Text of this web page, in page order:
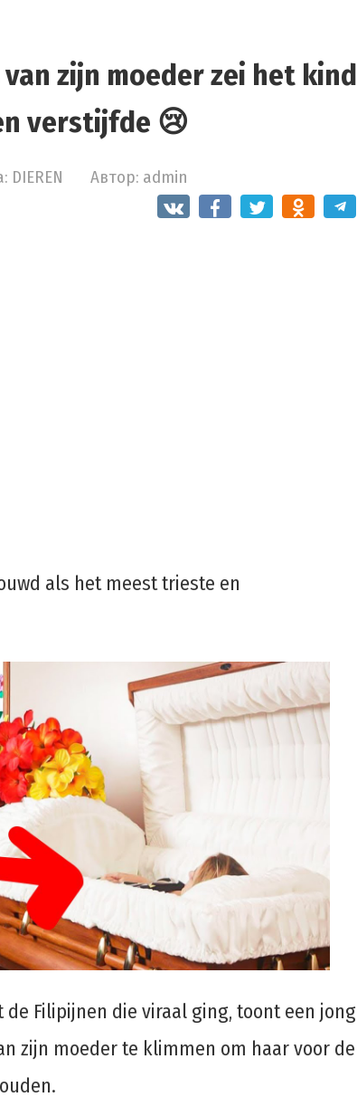
zijn moeder zei het kind
verstijfde 😢
DIEREN Автор: admin
als het meest trieste en
Filipijnen die viraal ging, toont een jong
zijn moeder te klimmen om haar voor de